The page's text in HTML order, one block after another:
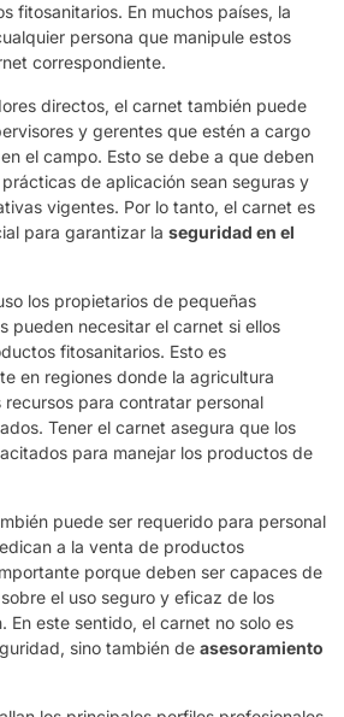
fitosanitarios. En muchos países, la
persona que manipule estos
correspondiente.
directos, el carnet también puede
y gerentes que estén a cargo
el campo. Esto se debe a que deben
de aplicación sean seguras y
vigentes. Por lo tanto, el carnet es
para garantizar la seguridad en el
los propietarios de pequeñas
pueden necesitar el carnet si ellos
fitosanitarios. Esto es
en regiones donde la agricultura
recursos para contratar personal
Tener el carnet asegura que los
para manejar los productos de
puede ser requerido para personal
a la venta de productos
porque deben ser capaces de
el uso seguro y eficaz de los
En este sentido, el carnet no solo es
sino también de asesoramiento